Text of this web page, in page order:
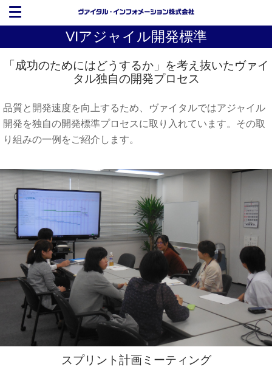
VIアジャイル開発標準
「成功のためにはどうするか」を考え抜いたヴァイ
タル独自の開発プロセス
品質と開発速度を向上するため、ヴァイタルではアジャイル
開発を独自の開発標準プロセスに取り入れています。その取
り組みの一例をご紹介します。
スプリント計画ミーティング